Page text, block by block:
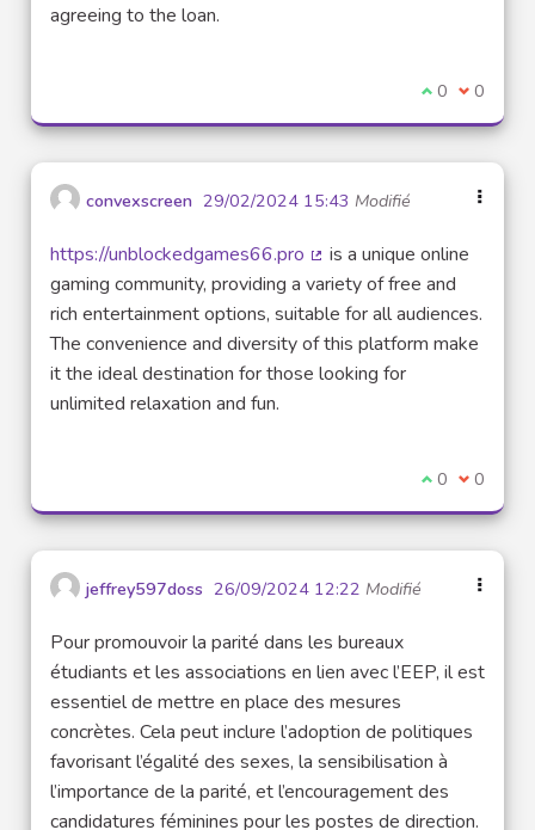
agreeing to the loan.
Je suis
0 Je ne
0
convexscreen 29/02/2024 15:43 Modifié
https://unblockedgames66.pro
(Lien externe)
is a unique online
gaming community, providing a variety of free and
rich entertainment options, suitable for all audiences.
The convenience and diversity of this platform make
it the ideal destination for those looking for
unlimited relaxation and fun.
Je suis
0 Je ne
0
jeffrey597doss 26/09/2024 12:22 Modifié
Pour promouvoir la parité dans les bureaux
étudiants et les associations en lien avec l’EEP, il est
essentiel de mettre en place des mesures
concrètes. Cela peut inclure l’adoption de politiques
favorisant l’égalité des sexes, la sensibilisation à
l’importance de la parité, et l’encouragement des
candidatures féminines pour les postes de direction.